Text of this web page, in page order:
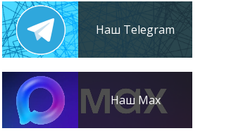
Наш Telegram
Наш Max